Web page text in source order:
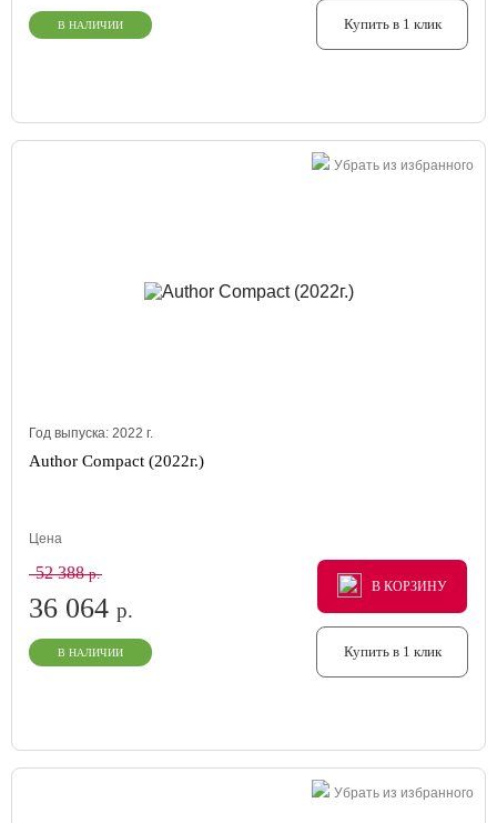
В НАЛИЧИИ Купить в 1 клик
Убрать из избранного
Год выпуска: 2022 г.
Author Compact (2022г.)
Цена
52 388р.
36 064 р.
В НАЛИЧИИ
В КОРЗИНУ
В КОРЗИНУ
В КОРЗИНУ
Купить в 1 клик
Убрать из избранного